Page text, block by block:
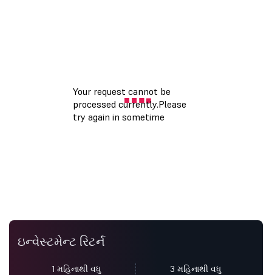
ઇન્વેસ્ટમેન્ટ રિટર્ન
1 મહિનાથી વધુ 3 મહિનાથી વધુ